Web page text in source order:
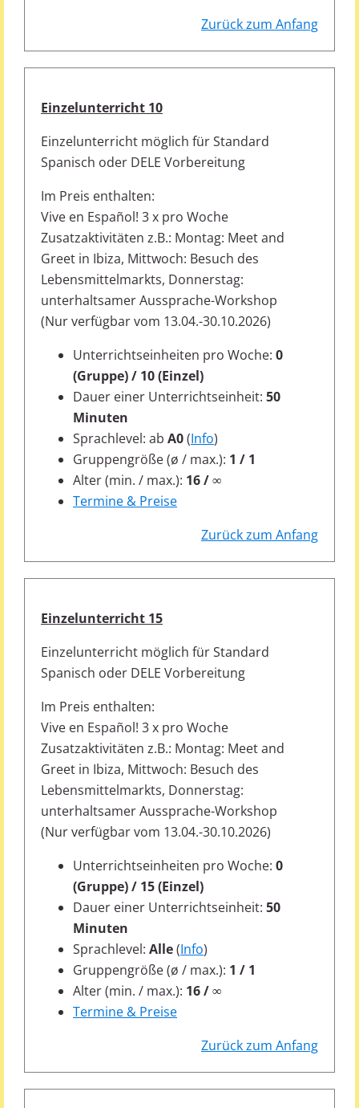
Zurück zum Anfang
Einzelunterricht 10
Einzelunterricht möglich für Standard
Spanisch oder DELE Vorbereitung
Im Preis enthalten:
Vive en Español! 3 x pro Woche
Zusatzaktivitäten z.B.: Montag: Meet and
Greet in Ibiza, Mittwoch: Besuch des
Lebensmittelmarkts, Donnerstag:
unterhaltsamer Aussprache-Workshop
(Nur verfügbar vom 13.04.-30.10.2026)
Unterrichtseinheiten pro Woche: 0
(Gruppe) / 10 (Einzel)
Dauer einer Unterrichtseinheit: 50
Minuten
Sprachlevel: ab A0(Info)
Gruppengröße (ø / max.): 1 / 1
Alter (min. / max.): 16 / ∞
Termine & Preise
Zurück zum Anfang
Einzelunterricht 15
Einzelunterricht möglich für Standard
Spanisch oder DELE Vorbereitung
Im Preis enthalten:
Vive en Español! 3 x pro Woche
Zusatzaktivitäten z.B.: Montag: Meet and
Greet in Ibiza, Mittwoch: Besuch des
Lebensmittelmarkts, Donnerstag:
unterhaltsamer Aussprache-Workshop
(Nur verfügbar vom 13.04.-30.10.2026)
Unterrichtseinheiten pro Woche: 0
(Gruppe) / 15 (Einzel)
Dauer einer Unterrichtseinheit: 50
Minuten
Sprachlevel: Alle(Info)
Gruppengröße (ø / max.): 1 / 1
Alter (min. / max.): 16 / ∞
Termine & Preise
Zurück zum Anfang